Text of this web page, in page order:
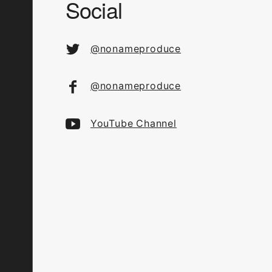
Social
@nonameproduce
@nonameproduce
YouTube Channel